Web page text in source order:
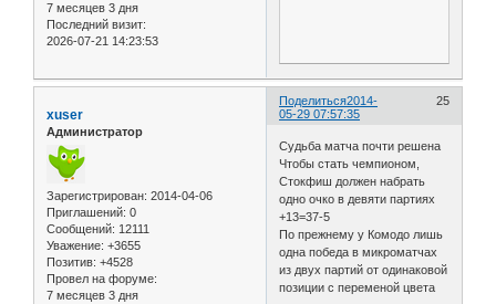
7 месяцев 3 дня
Последний визит:
2026-07-21 14:23:53
Поделиться 25
2014-
05-29 07:57:35
xuser
Администратор
Зарегистрирован: 2014-04-06
Приглашений: 0
Сообщений: 12111
Уважение: +3655
Позитив: +4528
Провел на форуме:
7 месяцев 3 дня
Судьба матча почти решена
Чтобы стать чемпионом,
Стокфиш должен набрать
одно очко в девяти партиях
+13=37-5
По прежнему у Комодо лишь
одна победа в микроматчах
из двух партий от одинаковой
позиции с переменой цвета